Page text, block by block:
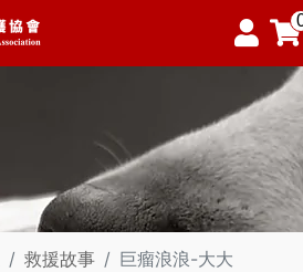
救援故事 巨瘤浪浪-大大